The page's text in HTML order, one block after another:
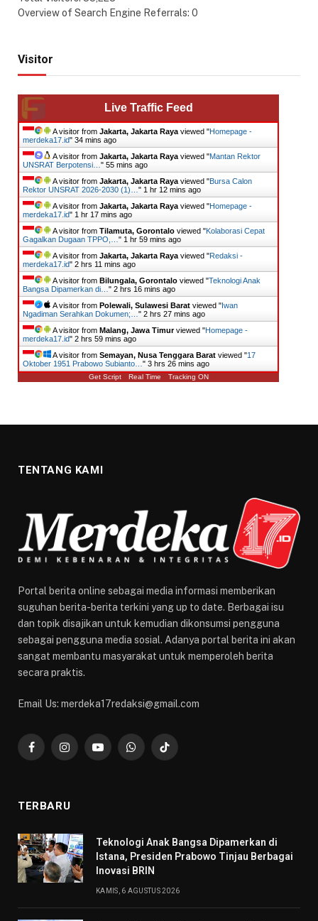
Overview of Search Engine Referrals: 0
Visitor
Live Traffic Feed
A visitor from Jakarta, Jakarta Raya viewed "Homepage -
merdeka17.id" 34 mins ago
A visitor from Jakarta, Jakarta Raya viewed "Mantan Rektor
UNSRAT Berpotensi… " 55 mins ago
A visitor from Jakarta, Jakarta Raya viewed "Bursa Calon
Rektor UNSRAT 2026-2030 (1)… " 1 hr 12 mins ago
A visitor from Jakarta, Jakarta Raya viewed "Homepage -
merdeka17.id" 1 hr 17 mins ago
A visitor from Tilamuta, Gorontalo viewed "Kolaborasi Cepat
Gagalkan Dugaan TPPO,… " 1 hr 59 mins ago
A visitor from Jakarta, Jakarta Raya viewed "Redaksi -
merdeka17.id" 2 hrs 11 mins ago
A visitor from Bilungala, Gorontalo viewed "Teknologi Anak
Bangsa Dipamerkan di… " 2 hrs 16 mins ago
A visitor from Polewali, Sulawesi Barat viewed "Iwan
Ngadiman Serahkan Dokumen;… " 2 hrs 27 mins ago
A visitor from Malang, Jawa Timurviewed "Homepage -
merdeka17.id" 2 hrs 59 mins ago
A visitor from Semayan, Nusa Tenggara Barat viewed "17
Oktober 1951 Prabowo Subianto… " 3 hrs 26 mins ago
Get Script Real Time Tracking ON
TENTANG KAMI
Portal berita online sebagai media informasi memberikan
suguhan berita-berita terkini yang up to date. Berbagai isu
dan topik disajikan untuk kemudian dikonsumsi pengguna
sebagai pengguna media sosial. Adanya portal berita ini akan
sangat membantu masyarakat untuk memperoleh berita
secara praktis.
Email Us: merdeka17redaksi@gmail.com
FacebookInstagramYouTubeWhatsAppTikTok
TERBARU
Teknologi Anak Bangsa Dipamerkan di
Istana, Presiden Prabowo Tinjau Berbagai
Inovasi BRIN
KAMIS, 6 AGUSTUS 2026